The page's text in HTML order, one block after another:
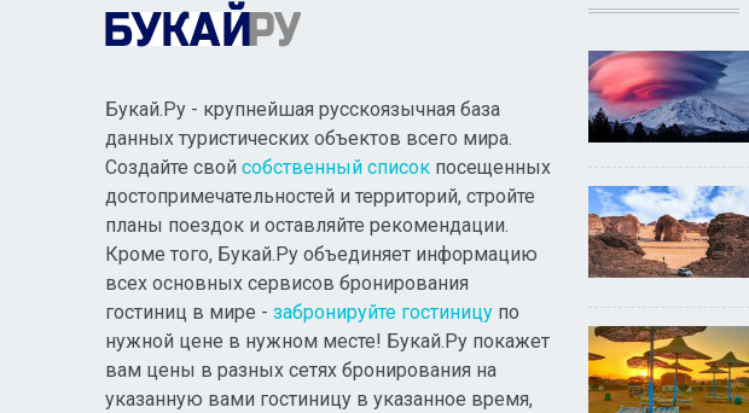
Букай.Ру - крупнейшая русскоязычная база
данных туристических объектов всего мира.
Создайте свой собственный список посещенных
достопримечательностей и территорий, стройте
планы поездок и оставляйте рекомендации.
Кроме того, Букай.Ру объединяет информацию
всех основных сервисов бронирования
гостиниц в мире - забронируйте гостиницу по
нужной цене в нужном месте! Букай.Ру покажет
вам цены в разных сетях бронирования на
указанную вами гостиницу в указанное время,